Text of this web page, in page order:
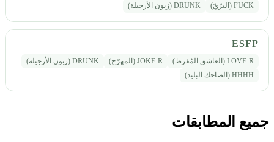
FUCK (البرّيّ)
DRUNK (زبون الأرجيلة)
ESFP
LOVE-R (العاشق المُفرط) JOKE-R (المهرّج)
DRUNK (زبون الأرجيلة)
HHHH (الضاحك البليد)
جميع المطابقات